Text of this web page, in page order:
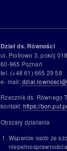
Dział ds. Równości
ul. Piotrowo 3, pokój
60-965 Poznań
tel. (+48 61) 665 29 58
e- mail:
Rzecznik ds. Równego
kontakt:https://
Obszary działania
Wsparcie osób ze